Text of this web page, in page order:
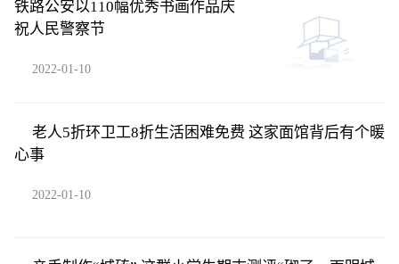
铁路公安以110幅优秀书画作品庆
祝人民警察节
2022-01-10
老人5折环卫工8折生活困难免费 这家面馆背后有个暖
心事
2022-01-10